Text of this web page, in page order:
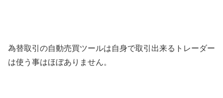
為替取引の自動売買ツールは自身で取引出来るトレーダー
は使う事はほぼありません。